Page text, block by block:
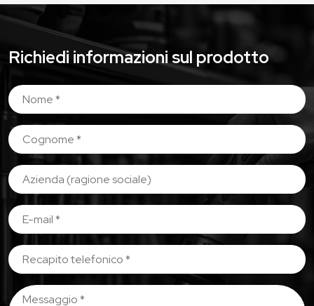
Richiedi informazioni sul prodotto